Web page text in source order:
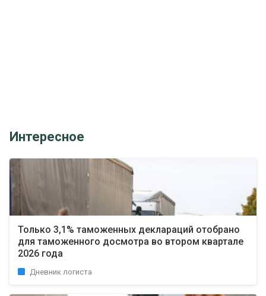
Интересное
Только 3,1% таможенных деклараций отобрано
для таможенного досмотра во втором квартале
2026 года
Дневник логиста